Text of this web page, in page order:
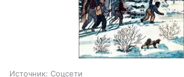
Источник: Соцсети